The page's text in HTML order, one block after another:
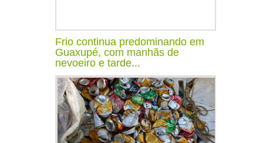
Frio continua predominando em
Guaxupé, com manhãs de
nevoeiro e tarde...